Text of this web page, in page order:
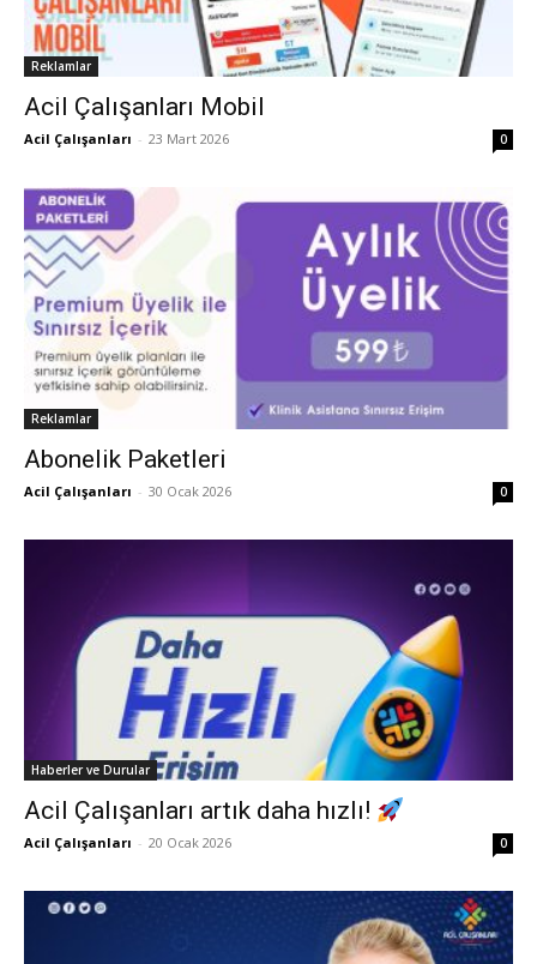
Reklamlar
Acil Çalışanları Mobil
Acil Çalışanları - 23 Mart 2026 0
Reklamlar
Abonelik Paketleri
Acil Çalışanları - 30 Ocak 2026 0
Haberler ve Durular
Acil Çalışanları artık daha hızlı!
Acil Çalışanları - 20 Ocak 2026 0